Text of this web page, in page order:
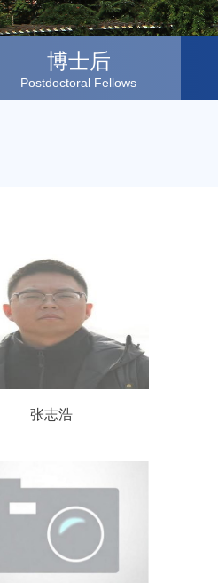
博士后
Postdoctoral Fellows
张志浩